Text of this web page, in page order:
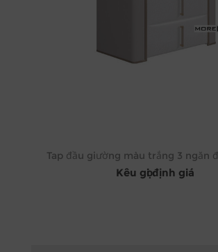
Tap đầu giường màu trắng 3 ngăn
Kêu gọi định giá